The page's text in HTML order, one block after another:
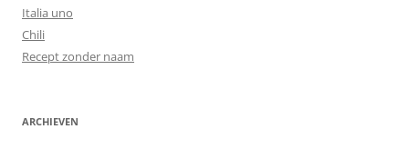
Italia uno
Chili
Recept zonder naam
ARCHIEVEN